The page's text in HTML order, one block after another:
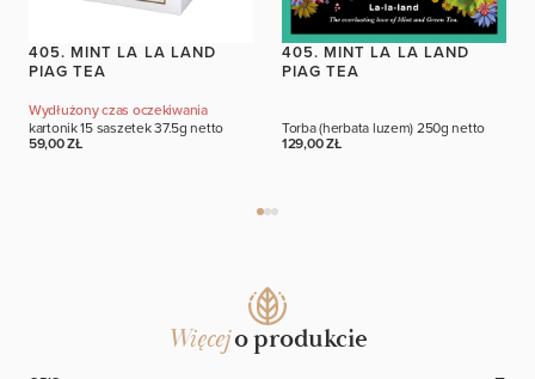
405. MINT LA LA LAND
PIAG TEA
Wydłużony czas oczekiwania
kartonik 15 saszetek37.5g netto
59,00 ZŁ
405. MINT LA LA LAND
PIAG TEA
Torba (herbata luzem)250g netto
129,00 ZŁ
Więcejo produkcie